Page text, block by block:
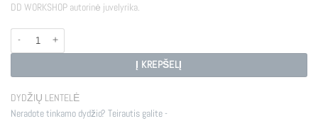
DD WORKSHOP autorinė juvelyrika.
produkto kiekis: ATOMS
Į KREPŠELĮ
DYDŽIŲ LENTELĖ
Neradote tinkamo dydžio? Teirautis galite -